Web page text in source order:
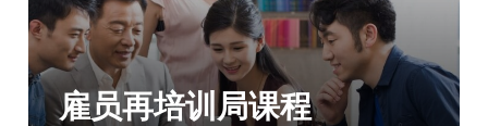
雇员再培训局课程